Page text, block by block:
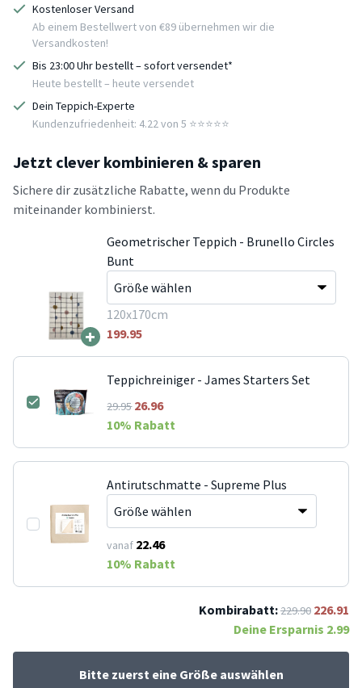
Kostenloser Versand
Ab einem Bestellwert von €89 übernehmen wir die
Versandkosten!
Bis 23:00 Uhr bestellt – sofort versendet*
Heute bestellt – heute versendet
Dein Teppich-Experte
Kundenzufriedenheit: 4.22 von 5 ⭐️⭐️⭐️⭐️⭐️
Jetzt clever kombinieren & sparen
Sichere dir zusätzliche Rabatte, wenn du Produkte
miteinander kombinierst.
+
Geometrischer Teppich - Brunello Circles
Bunt
120x170cm
199.95
Teppichreiniger - James Starters Set
29.9526.96
10% Rabatt
Antirutschmatte - Supreme Plus
vanaf 22.46
10% Rabatt
Kombirabatt:229.90 226.91
Deine Ersparnis 2.99
Bitte zuerst eine Größe auswählen